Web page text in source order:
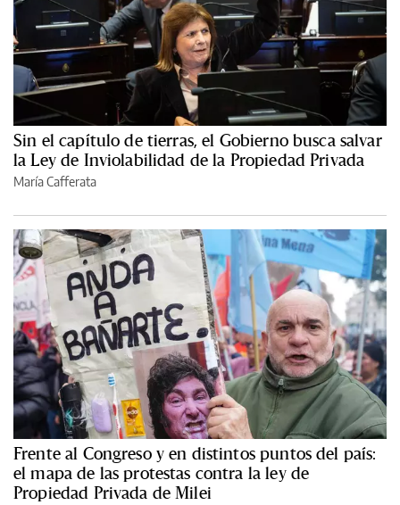
Sin el capítulo de tierras, el Gobierno busca salvar
la Ley de Inviolabilidad de la Propiedad Privada
María Cafferata
Frente al Congreso y en distintos puntos del país:
el mapa de las protestas contra la ley de
Propiedad Privada de Milei